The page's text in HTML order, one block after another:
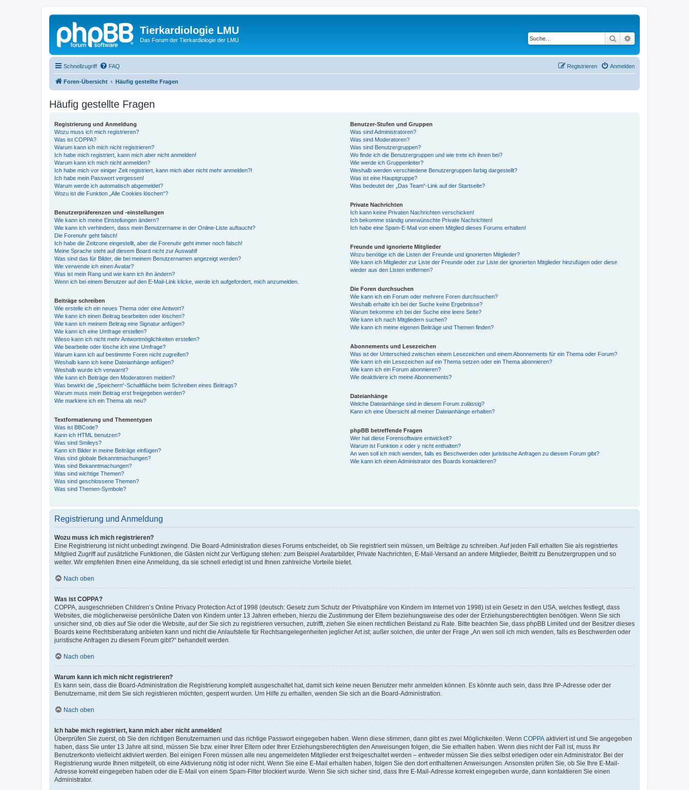
Tierkardiologie LMU
Das Forum der Tierkardiologie der LMU Suche
Schnellzugriff FAQ Anmelden
Registrieren
Foren-Übersicht Häufig gestellte Fragen
Häufig gestellte Fragen
Registrierung und Anmeldung
Wozu muss ich mich registrieren?
Was ist COPPA?
Warum kann ich mich nicht registrieren?
Ich habe mich registriert, kann mich aber nicht anmelden!
Warum kann ich mich nicht anmelden?
Ich habe mich vor einiger Zeit registriert, kann mich aber nicht mehr anmelden?!
Ich habe mein Passwort vergessen!
Warum werde ich automatisch abgemeldet?
Wozu ist die Funktion „Alle Cookies löschen“?
Benutzerpräferenzen und -einstellungen
Wie kann ich meine Einstellungen ändern?
Wie kann ich verhindern, dass mein Benutzername in der Online-Liste auftaucht?
Die Forenuhr geht falsch!
Ich habe die Zeitzone eingestellt, aber die Forenuhr geht immer noch falsch!
Meine Sprache steht auf diesem Board nicht zur Auswahl!
Was sind das für Bilder, die bei meinem Benutzernamen angezeigt werden?
Wie verwende ich einen Avatar?
Was ist mein Rang und wie kann ich ihn ändern?
Wenn ich bei einem Benutzer auf den E-Mail-Link klicke, werde ich aufgefordert, mich anzumelden.
Beiträge schreiben
Wie erstelle ich ein neues Thema oder eine Antwort?
Wie kann ich einen Beitrag bearbeiten oder löschen?
Wie kann ich meinem Beitrag eine Signatur anfügen?
Wie kann ich eine Umfrage erstellen?
Wieso kann ich nicht mehr Antwortmöglichkeiten erstellen?
Wie bearbeite oder lösche ich eine Umfrage?
Warum kann ich auf bestimmte Foren nicht zugreifen?
Weshalb kann ich keine Dateianhänge anfügen?
Weshalb wurde ich verwarnt?
Wie kann ich Beiträge den Moderatoren melden?
Was bewirkt die „Speichern“-Schaltfläche beim Schreiben eines Beitrags?
Warum muss mein Beitrag erst freigegeben werden?
Wie markiere ich ein Thema als neu?
Textformatierung und Thementypen
Was ist BBCode?
Kann ich HTML benutzen?
Was sind Smileys?
Kann ich Bilder in meine Beiträge einfügen?
Was sind globale Bekanntmachungen?
Was sind Bekanntmachungen?
Was sind wichtige Themen?
Was sind geschlossene Themen?
Was sind Themen-Symbole?
Benutzer-Stufen und Gruppen
Was sind Administratoren?
Was sind Moderatoren?
Was sind Benutzergruppen?
Wo finde ich die Benutzergruppen und wie trete ich ihnen bei?
Wie werde ich Gruppenleiter?
Weshalb werden verschiedene Benutzergruppen farbig dargestellt?
Was ist eine Hauptgruppe?
Was bedeutet der „Das Team“-Link auf der Startseite?
Private Nachrichten
Ich kann keine Privaten Nachrichten verschicken!
Ich bekomme ständig unerwünschte Private Nachrichten!
Ich habe eine Spam-E-Mail von einem Mitglied dieses Forums erhalten!
Freunde und ignorierte Mitglieder
Wozu benötige ich die Listen der Freunde und ignorierten Mitglieder?
Wie kann ich Mitglieder zur Liste der Freunde oder zur Liste der ignorierten Mitglieder hinzufügen oder diese
wieder aus den Listen entfernen?
Die Foren durchsuchen
Wie kann ich ein Forum oder mehrere Foren durchsuchen?
Weshalb erhalte ich bei der Suche keine Ergebnisse?
Warum bekomme ich bei der Suche eine leere Seite?
Wie kann ich nach Mitgliedern suchen?
Wie kann ich meine eigenen Beiträge und Themen finden?
Abonnements und Lesezeichen
Was ist der Unterschied zwischen einem Lesezeichen und einem Abonnements für ein Thema oder Forum?
Wie kann ich ein Lesezeichen auf ein Thema setzen oder ein Thema abonnieren?
Wie kann ich ein Forum abonnieren?
Wie deaktiviere ich meine Abonnements?
Dateianhänge
Welche Dateianhänge sind in diesem Forum zulässig?
Kann ich eine Übersicht all meiner Dateianhänge erhalten?
phpBB betreffende Fragen
Wer hat diese Forensoftware entwickelt?
Warum ist Funktion x oder y nicht enthalten?
An wen soll ich mich wenden, falls es Beschwerden oder juristische Anfragen zu diesem Forum gibt?
Wie kann ich einen Administrator des Boards kontaktieren?
Registrierung und Anmeldung
Wozu muss ich mich registrieren?
Eine Registrierung ist nicht unbedingt zwingend. Die Board-Administration dieses Forums entscheidet, ob Sie registriert sein müssen, um Beiträge zu schreiben. Auf jeden Fall erhalten Sie als registriertes
Mitglied Zugriff auf zusätzliche Funktionen, die Gästen nicht zur Verfügung stehen: zum Beispiel Avatarbilder, Private Nachrichten, E-Mail-Versand an andere Mitglieder, Beitritt zu Benutzergruppen und so
weiter. Wir empfehlen Ihnen eine Anmeldung, da sie schnell erledigt ist und Ihnen zahlreiche Vorteile bietet.
Nach oben
Was ist COPPA?
COPPA, ausgeschrieben Children’s Online Privacy Protection Act of 1998 (deutsch: Gesetz zum Schutz der Privatsphäre von Kindern im Internet von 1998) ist ein Gesetz in den USA, welches festlegt, dass
Websites, die möglicherweise persönliche Daten von Kindern unter 13 Jahren erheben, hierzu die Zustimmung der Eltern beziehungsweise des oder der Erziehungsberechtigten benötigen. Wenn Sie sich
unsicher sind, ob dies auf Sie oder die Website, auf der Sie sich zu registrieren versuchen, zutrifft, ziehen Sie einen rechtlichen Beistand zu Rate. Bitte beachten Sie, dass phpBB Limited und der Besitzer dieses
Boards keine Rechtsberatung anbieten kann und nicht die Anlaufstelle für Rechtsangelegenheiten jeglicher Art ist; außer solchen, die unter der Frage „An wen soll ich mich wenden, falls es Beschwerden oder
juristische Anfragen zu diesem Forum gibt?“ behandelt werden.
Nach oben
Warum kann ich mich nicht registrieren?
Es kann sein, dass die Board-Administration die Registrierung komplett ausgeschaltet hat, damit sich keine neuen Benutzer mehr anmelden können. Es könnte auch sein, dass Ihre IP-Adresse oder der
Benutzername, mit dem Sie sich registrieren möchten, gesperrt wurden. Um Hilfe zu erhalten, wenden Sie sich an die Board-Administration.
Nach oben
Ich habe mich registriert, kann mich aber nicht anmelden!
Überprüfen Sie zuerst, ob Sie den richtigen Benutzernamen und das richtige Passwort eingegeben haben. Wenn diese stimmen, dann gibt es zwei Möglichkeiten. Wenn COPPA aktiviert ist und Sie angegeben
haben, dass Sie unter 13 Jahre alt sind, müssen Sie bzw. einer Ihrer Eltern oder Ihrer Erziehungsberechtigten den Anweisungen folgen, die Sie erhalten haben. Wenn dies nicht der Fall ist, muss Ihr
Benutzerkonto vielleicht aktiviert werden. Bei einigen Foren müssen alle neu angemeldeten Mitglieder erst freigeschaltet werden – entweder müssen Sie dies selbst erledigen oder ein Administrator. Bei der
Registrierung wurde Ihnen mitgeteilt, ob eine Aktivierung nötig ist oder nicht. Wenn Sie eine E-Mail erhalten haben, folgen Sie den dort enthaltenen Anweisungen. Ansonsten prüfen Sie, ob Sie Ihre E-Mail-
Adresse korrekt eingegeben haben oder die E-Mail von einem Spam-Filter blockiert wurde. Wenn Sie sich sicher sind, dass Ihre E-Mail-Adresse korrekt eingegeben wurde, dann kontaktieren Sie einen
Administrator.